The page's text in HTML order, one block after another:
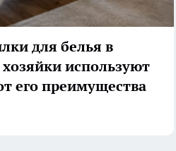
для белья в
используют
его преимущества